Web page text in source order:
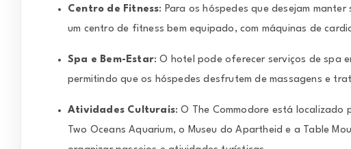
Centro de Fitness: Para os hóspedes que desejam
um centro de fitness bem equipado, com máquinas de
Spa e Bem-Estar: O hotel pode oferecer serviços de spa
permitindo que os hóspedes desfrutem de massagens e
Atividades Culturais: O The Commodore está
Two Oceans Aquarium, o Museu do Apartheid e a Table